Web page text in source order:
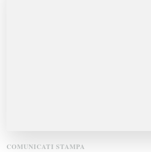
COMUNICATI STAMPA